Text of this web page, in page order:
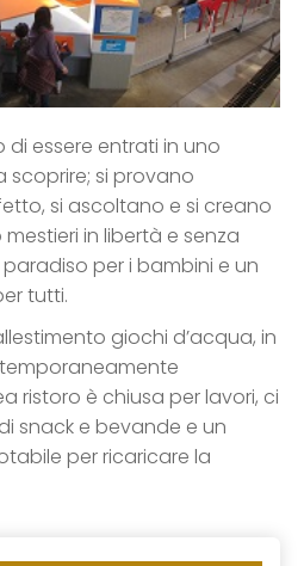
essere entrati in uno
si provano
si ascoltano e si creano
in libertà e senza
per i bambini e un
tutti.
giochi d’acqua, in
ristoro è chiusa per lavori, ci
snack e bevande e un
per ricaricare la